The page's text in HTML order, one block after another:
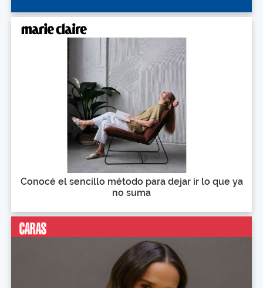
Conocé el sencillo método para dejar ir lo que ya
no suma